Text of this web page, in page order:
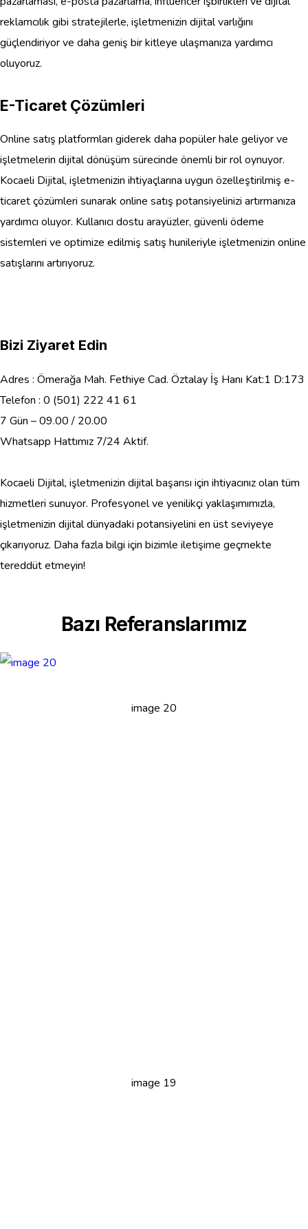
reklamcılık gibi stratejilerle, işletmenizin dijital varlığını
güçlendiriyor ve daha geniş bir kitleye ulaşmanıza yardımcı
oluyoruz.
E-Ticaret Çözümleri
Online satış platformları giderek daha popüler hale geliyor ve
işletmelerin dijital dönüşüm sürecinde önemli bir rol oynuyor.
Kocaeli Dijital, işletmenizin ihtiyaçlarına uygun özelleştirilmiş e-
ticaret çözümleri sunarak online satış potansiyelinizi artırmanıza
yardımcı oluyor. Kullanıcı dostu arayüzler, güvenli ödeme
sistemleri ve optimize edilmiş satış hunileriyle işletmenizin online
satışlarını artırıyoruz.
Bizi Ziyaret Edin
Adres : Ömerağa Mah. Fethiye Cad. Öztalay İş Hanı Kat:1 D:173
Telefon : 0 (501) 222 41 61
7 Gün – 09.00 / 20.00
Whatsapp Hattımız 7/24 Aktif.
Kocaeli Dijital, işletmenizin dijital başarısı için ihtiyacınız olan tüm
hizmetleri sunuyor. Profesyonel ve yenilikçi yaklaşımımızla,
işletmenizin dijital dünyadaki potansiyelini en üst seviyeye
çıkarıyoruz. Daha fazla bilgi için bizimle iletişime geçmekte
tereddüt etmeyin!
Bazı Referanslarımız
image 20
image 19